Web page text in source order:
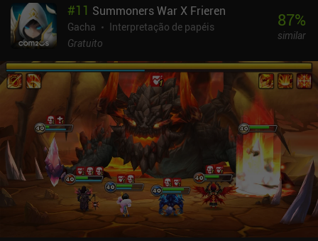
#11 Summoners War X Frieren
Gacha
Interpretação de papéis
Gratuito
87%
similar